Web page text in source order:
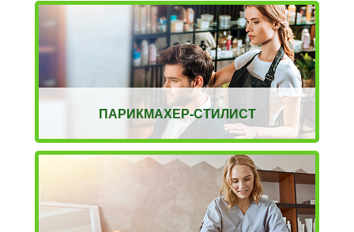
ПАРИКМАХЕР-СТИЛИСТ